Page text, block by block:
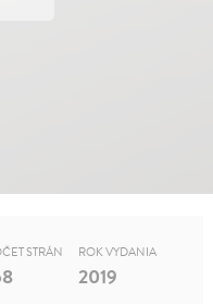
STRÁN ROK VYDANIA
2019